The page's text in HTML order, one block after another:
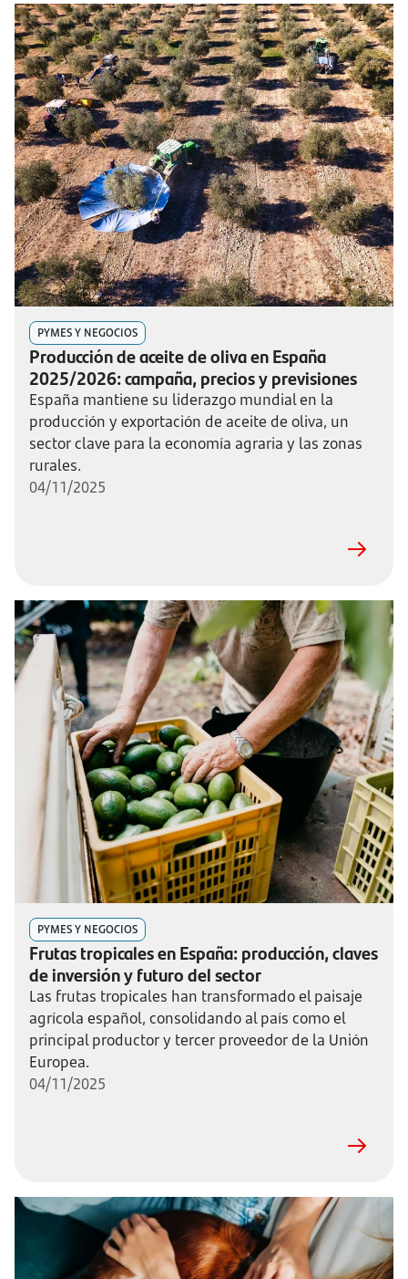
PYMES Y NEGOCIOS
Producción de aceite de oliva en España
2025/2026: campaña, precios y previsiones
España mantiene su liderazgo mundial en la
producción y exportación de aceite de oliva, un
sector clave para la economía agraria y las zonas
rurales.
04/11/2025
PYMES Y NEGOCIOS
Frutas tropicales en España: producción, claves
de inversión y futuro del sector
Las frutas tropicales han transformado el paisaje
agrícola español, consolidando al país como el
principal productor y tercer proveedor de la Unión
Europea.
04/11/2025